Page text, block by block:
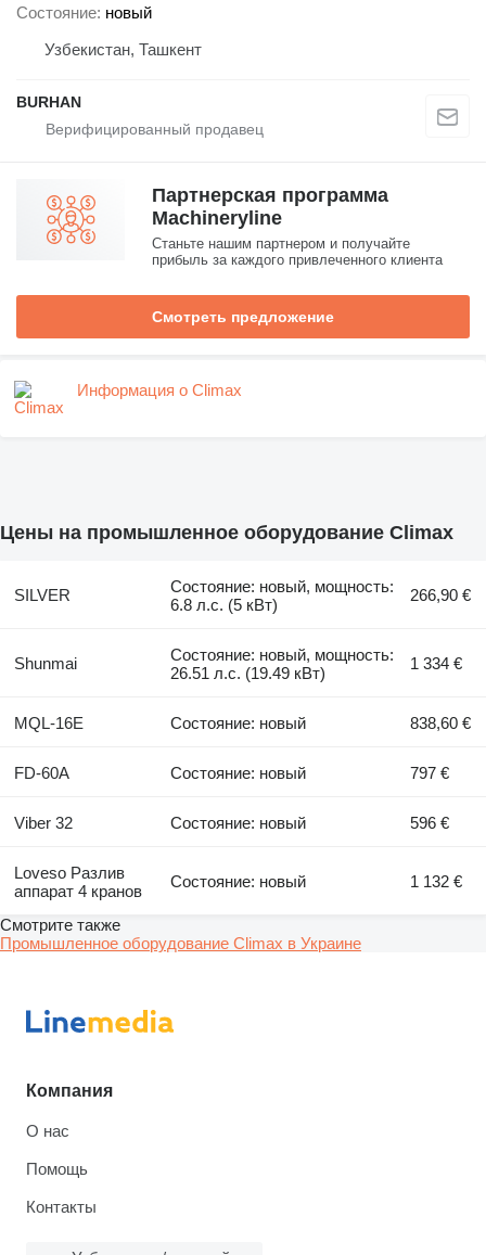
Состояние новый
Узбекистан, Ташкент
BURHAN
Партнерская программа
Machineryline
Станьте нашим партнером и получайте
прибыль за каждого привлеченного клиента
Смотреть предложение
Информация о Climax
Цены на промышленное оборудование Climax
SILVER
Состояние: новый, мощность:
6.8 л.с. (5 кВт)
266,90 €
Shunmai
Состояние: новый, мощность:
26.51 л.с. (19.49 кВт)
1 334 €
MQL-16E Состояние: новый 838,60 €
FD-60A Состояние: новый 797 €
Viber 32 Состояние: новый 596 €
Loveso Разлив
аппарат 4 кранов
Состояние: новый 1 132 €
Смотрите также
Промышленное оборудование Climax в Украине
Компания
О нас
Помощь
Контакты